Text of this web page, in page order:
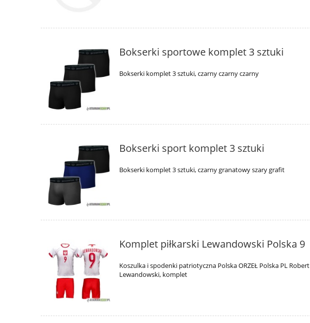
Bokserki sportowe komplet 3 sztuki
Bokserki komplet 3 sztuki, czarny czarny czarny
Bokserki sport komplet 3 sztuki
Bokserki komplet 3 sztuki, czarny granatowy szary grafit
Komplet piłkarski Lewandowski Polska 9
Koszulka i spodenki patriotyczna Polska ORZEŁ Polska PL Robert
Lewandowski, komplet